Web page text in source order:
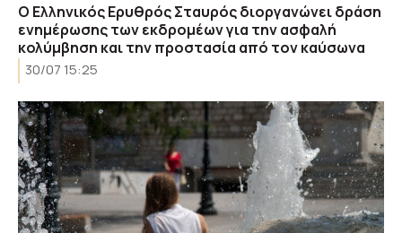
Ο Ελληνικός Ερυθρός Σταυρός διοργανώνει δράση
ενημέρωσης των εκδρομέων για την ασφαλή
κολύμβηση και την προστασία από τον καύσωνα
30/07 15:25